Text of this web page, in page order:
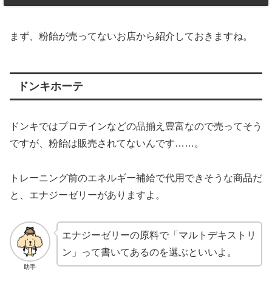
まず、粉飴が売ってないお店から紹介しておきますね。
ドンキホーテ
ドンキではプロテインなどの品揃え豊富なので売ってそう
ですが、粉飴は販売されてないんです……。
トレーニング前のエネルギー補給で代用できそうな商品だ
と、エナジーゼリーがありますよ。
助手
エナジーゼリーの原料で「マルトデキストリ
ン」って書いてあるのを選ぶといいよ。